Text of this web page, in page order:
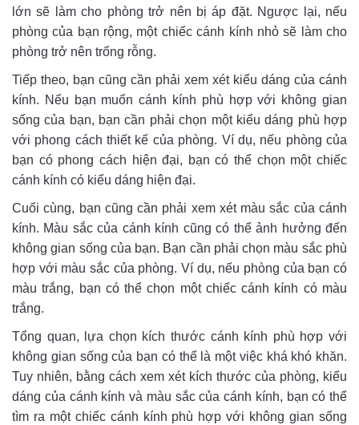
lớn sẽ làm cho phòng trở nên bị áp đặt. Ngược lại, nếu
phòng của bạn rộng, một chiếc cánh kính nhỏ sẽ làm cho
phòng trở nên trống rỗng.
Tiếp theo, bạn cũng cần phải xem xét kiểu dáng của cánh
kính. Nếu bạn muốn cánh kính phù hợp với không gian
sống của bạn, bạn cần phải chọn một kiểu dáng phù hợp
với phong cách thiết kế của phòng. Ví dụ, nếu phòng của
bạn có phong cách hiện đại, bạn có thể chọn một chiếc
cánh kính có kiểu dáng hiện đại.
Cuối cùng, bạn cũng cần phải xem xét màu sắc của cánh
kính. Màu sắc của cánh kính cũng có thể ảnh hưởng đến
không gian sống của bạn. Bạn cần phải chọn màu sắc phù
hợp với màu sắc của phòng. Ví dụ, nếu phòng của bạn có
màu trắng, bạn có thể chọn một chiếc cánh kính có màu
trắng.
Tổng quan, lựa chọn kích thước cánh kính phù hợp với
không gian sống của bạn có thể là một việc khá khó khăn.
Tuy nhiên, bằng cách xem xét kích thước của phòng, kiểu
dáng của cánh kính và màu sắc của cánh kính, bạn có thể
tìm ra một chiếc cánh kính phù hợp với không gian sống